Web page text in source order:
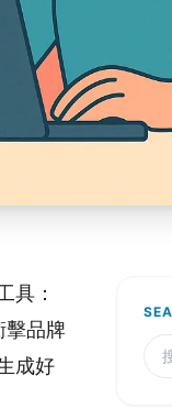
具：
擊品牌
成好